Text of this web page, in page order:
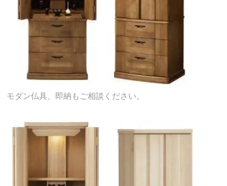
モダン仏具、即納もご相談ください。